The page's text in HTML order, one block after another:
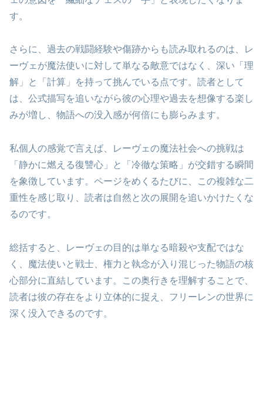
す。
さらに、過去の戦闘経験や傷跡からも読み取れるのは、レ
ーヴェが魔法使いに対して単なる敵意ではなく、深い「理
解」と「計算」を持って挑んでいる点です。読者として
は、公式描写を追いながら彼の心理や過去を想像する楽し
みが増し、物語への没入感が何倍にも膨らみます。
私個人の感覚で言えば、レーヴェの魔法社会への挑戦は
「静かに燃える復讐心」と「冷徹な策略」が交錯する瞬間
を象徴しています。ページをめくるたびに、この複雑な二
重性を感じ取り、読者は自然と次の展開を追いかけたくな
るのです。
総括すると、レーヴェの目的は単なる暗殺や支配ではな
く、魔法使いと戦士、権力と執念が入り混じった物語の核
心部分に直結しています。この奥行きを理解することで、
読者は彼の存在をより立体的に捉え、フリーレンの世界に
深く没入できるのです。